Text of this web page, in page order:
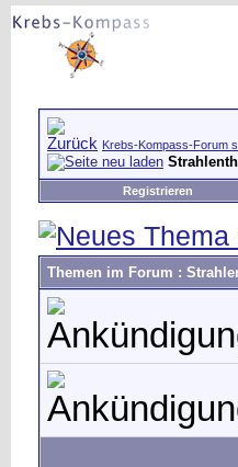
Krebs-Kompass-Forum
Registrieren
Themen im Forum :